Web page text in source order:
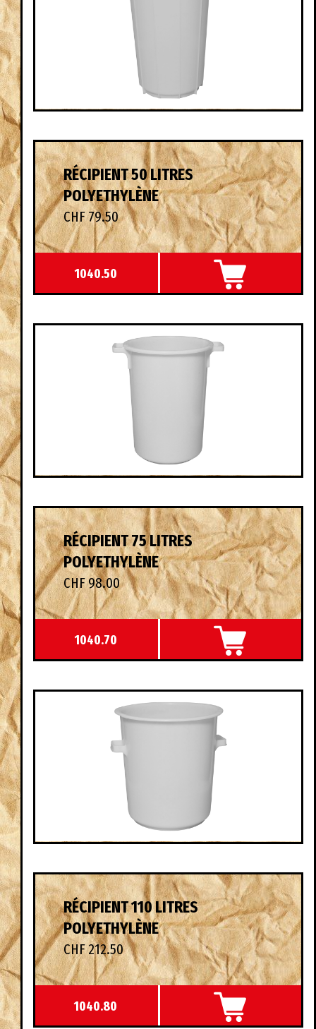
RÉCIPIENT 50 LITRES
POLYETHYLÈNE
CHF 79.50
1040.50
RÉCIPIENT 75 LITRES
POLYETHYLÈNE
CHF 98.00
1040.70
RÉCIPIENT 110 LITRES
POLYETHYLÈNE
CHF 212.50
1040.80